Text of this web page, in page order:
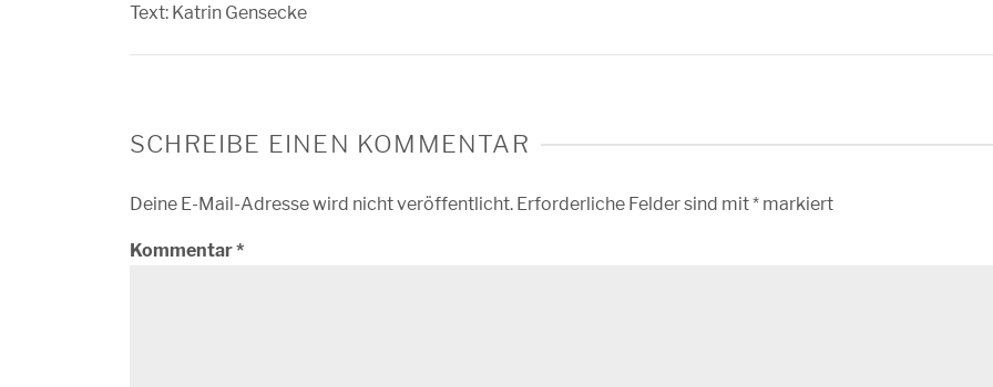
Text: Katrin Gensecke
SCHREIBE EINEN KOMMENTAR
Deine E-Mail-Adresse wird nicht veröffentlicht. Erforderliche Felder sind mit* markiert
Kommentar*